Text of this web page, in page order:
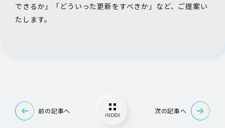
できるか」「どういった更新をすべきか」など、ご提案い
たします。
前の記事へ
INDEX
次の記事へ